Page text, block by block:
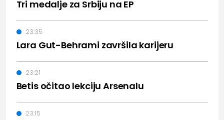
Tri medalje za Srbiju na EP
Lara Gut-Behrami završila karijeru
23:35
Betis očitao lekciju Arsenalu
23:21
23:15